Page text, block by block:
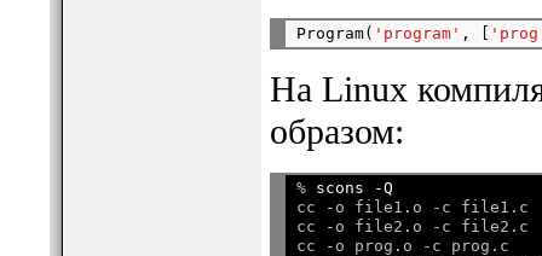
Program( 'program' , [
На Linux
образом:
% scons -Q
cc -o file1.o -c file1.c
cc -o file2.o -c file2.c
cc -o prog.o -c prog.c